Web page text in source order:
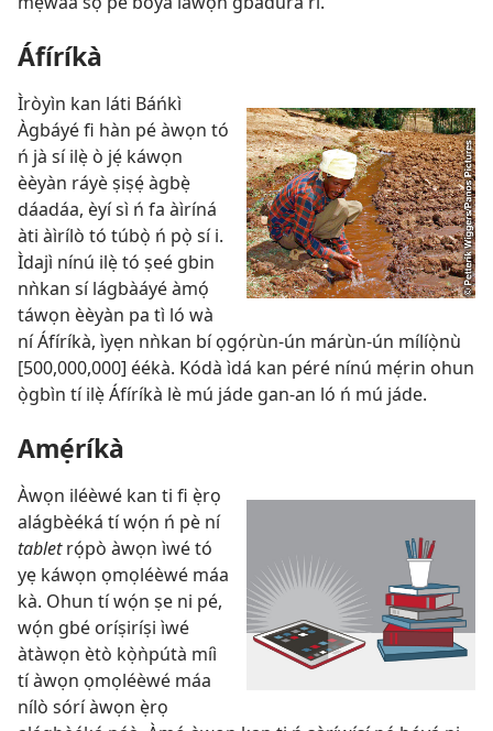
Áfíríkà
Ìròyìn kan láti Báńkì
Àgbáyé fi hàn pé àwọn tó
ń jà sí ilẹ̀ ò jẹ́ káwọn
èèyàn ráyè ṣiṣẹ́ àgbẹ̀
dáadáa, èyí sì ń fa àìríná
àti àìrílò tó túbọ̀ ń pọ̀ sí i.
Ìdajì nínú ilẹ̀ tó ṣeé gbin
nǹkan sí lágbàáyé àmọ́
táwọn èèyàn pa tì ló wà
ní Áfíríkà, ìyẹn nǹkan bí ọgọ́rùn-ún márùn-ún mílíọ̀nù
[500,000,000] éékà. Kódà ìdá kan péré nínú mẹ́rin ohun
ọ̀gbìn tí ilẹ̀ Áfíríkà lè mú jáde gan-an ló ń mú jáde.
Amẹ́ríkà
Àwọn iléèwé kan ti fi ẹ̀rọ
alágbèéká tí wọ́n ń pè ní
tabletrọ́pò àwọn ìwé tó
yẹ káwọn ọmọléèwé máa
kà. Ohun tí wọ́n ṣe ni pé,
wọ́n gbé oríṣiríṣi ìwé
àtàwọn ètò kọ̀ǹpútà míì
tí àwọn ọmọléèwé máa
nílò sórí àwọn ẹ̀rọ